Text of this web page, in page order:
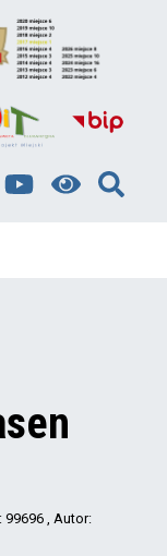
99696, Autor: